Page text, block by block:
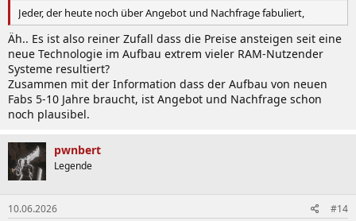
Jeder, der heute noch über Angebot und Nachfrage fabuliert,
Äh.. Es ist also reiner Zufall dass die Preise ansteigen seit eine
neue Technologie im Aufbau extrem vieler RAM-Nutzender
Systeme resultiert?
Zusammen mit der Information dass der Aufbau von neuen
Fabs 5-10 Jahre braucht, ist Angebot und Nachfrage schon
noch plausibel.
pwnbert
Legende
10.06.2026 #14